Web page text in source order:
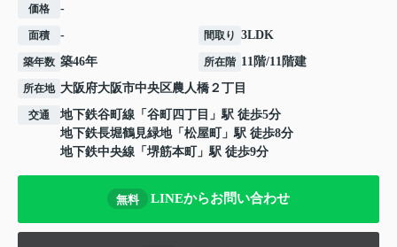
価格 -
面積 - 間取り 3LDK
築年数 築46年 所在階 11階/11階建
所在地 大阪府大阪市中央区農人橋 ２丁目
交通 地下鉄谷町線 「 谷町四丁目 」駅 徒歩5分
地下鉄長堀鶴見緑地「 松屋町
」駅 徒歩8分
地下鉄中央線 「 堺筋本町 」駅 徒歩9分
無料 LINEからお問い合わせ